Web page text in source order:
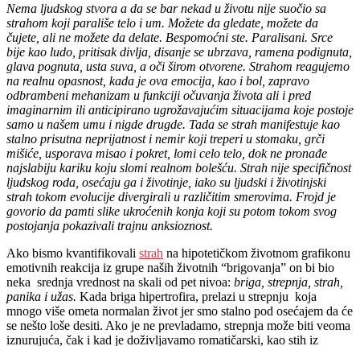
Nema ljudskog stvora a da se bar nekad u životu nije suočio sa
strahom koji parališe telo i um. Možete da gledate, možete da
čujete, ali ne možete da delate. Bespomoćni ste. Paralisani. Srce
bije kao ludo, pritisak divlja, disanje se ubrzava, ramena podignuta,
glava pognuta, usta suva, a oči širom otvorene. Strahom reagujemo
na realnu opasnost, kada je ova emocija, kao i bol, zapravo
odbrambeni mehanizam u funkciji očuvanja života ali i pred
imaginarnim ili anticipirano ugrožavajućim situacijama koje postoje
samo u našem umu i nigde drugde. Tada se strah manifestuje kao
stalno prisutna neprijatnost i nemir koji treperi u stomaku, grči
mišiće, usporava misao i pokret, lomi celo telo, dok ne pronađe
najslabiju kariku koju slomi realnom bolešću. Strah nije specifičnost
ljudskog roda, osećaju ga i životinje, iako su ljudski i životinjski
strah tokom evolucije divergirali u različitim smerovima. Frojd je
govorio da pamti slike ukroćenih konja koji su potom tokom svog
postojanja pokazivali trajnu anksioznost.
Ako bismo kvantifikovali strah na hipotetičkom životnom grafikonu
emotivnih reakcija iz grupe naših životnih “brigovanja” on bi bio
neka srednja vrednost na skali od pet nivoa: briga, strepnja, strah,
panika i užas. Kada briga hipertrofira, prelazi u strepnju koja
mnogo više ometa normalan život jer smo stalno pod osećajem da će
se nešto loše desiti. Ako je ne prevladamo, strepnja može biti veoma
iznurujuća, čak i kad je doživljavamo romatičarski, kao stih iz